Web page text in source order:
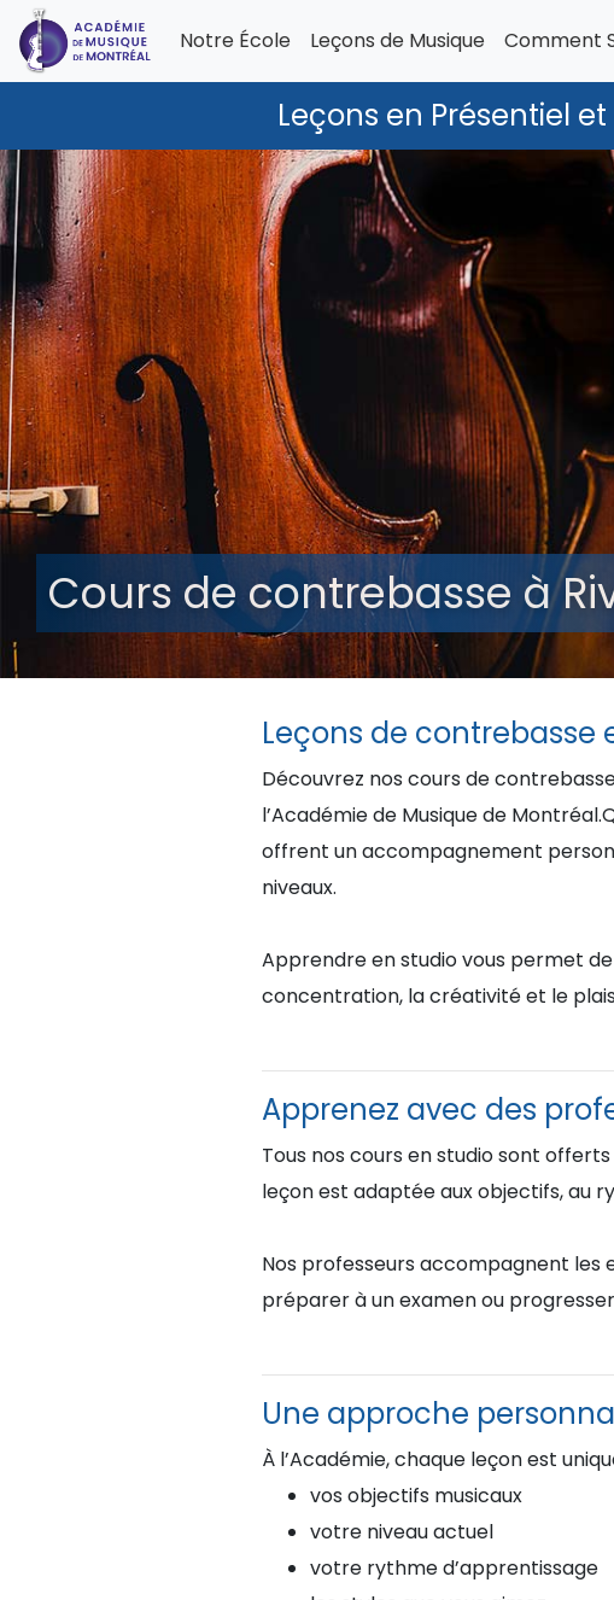
Notre École Leçons de Musique Comment
Leçons en Présentiel
Cours de contrebasse à
Leçons de contrebasse
Découvrez nos cours de
l’Académie de Musique de
offrent un accompagnement
niveaux.
Apprendre en studio vous permet
concentration, la créativité et le
Apprenez avec des
Tous nos cours en studio sont
leçon est adaptée aux objectifs, au
Nos professeurs accompagnent les
préparer à un examen ou
Une approche
À l’Académie, chaque leçon est
vos objectifs musicaux
votre niveau actuel
votre rythme d’apprentissage